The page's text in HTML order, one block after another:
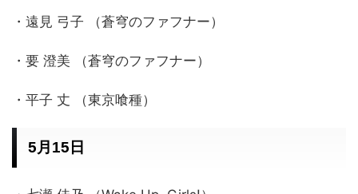
・遠見 弓子 （蒼穹のファフナー）
・要 澄美 （蒼穹のファフナー）
・平子 丈 （東京喰種）
5月15日